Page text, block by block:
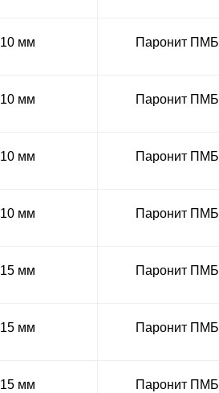
10 мм Паронит ПМБ
10 мм Паронит ПМБ
10 мм Паронит ПМБ
10 мм Паронит ПМБ
15 мм Паронит ПМБ
15 мм Паронит ПМБ
15 мм Паронит ПМБ